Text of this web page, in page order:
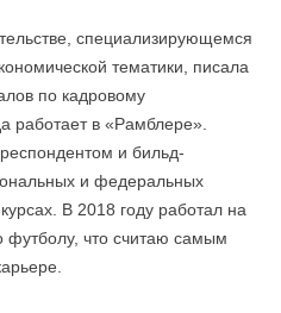
специализирующемся
тематики, писала
по кадровому
работает в «Рамблере».
и бильд-
и федеральных
В 2018 году работал на
футболу, что считаю самым